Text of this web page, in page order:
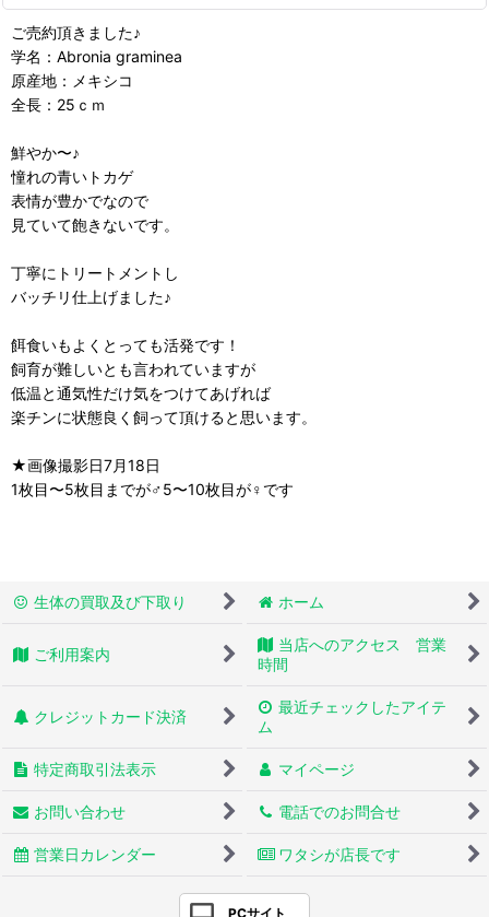
ご売約頂きました♪
学名：Abronia graminea
原産地：メキシコ
全長：25ｃｍ
鮮やか〜♪
憧れの青いトカゲ
表情が豊かでなので
見ていて飽きないです。
丁寧にトリートメントし
バッチリ仕上げました♪
餌食いもよくとっても活発です！
飼育が難しいとも言われていますが
低温と通気性だけ気をつけてあげれば
楽チンに状態良く飼って頂けると思います。
★画像撮影日7月18日
1枚目〜5枚目までが♂5〜10枚目が♀です
生体の買取及び下取り ホーム
ご利用案内
当店へのアクセス 営業
時間
クレジットカード決済
最近チェックしたアイテ
ム
特定商取引法表示 マイページ
お問い合わせ 電話でのお問合せ
営業日カレンダー ワタシが店長です
PCサイト